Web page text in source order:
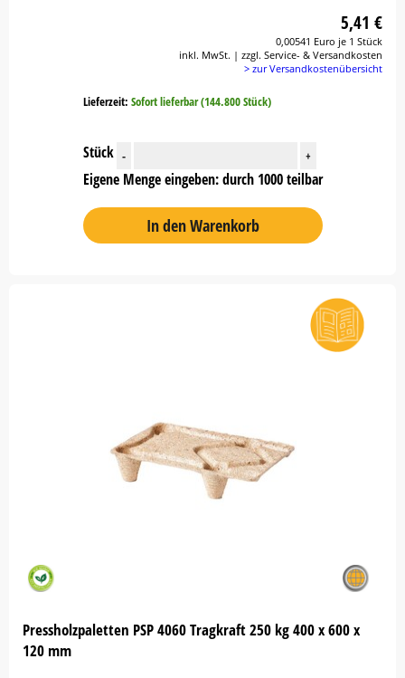
5,41 €
0,00541 Euro je 1 Stück
inkl. MwSt. | zzgl. Service- & Versandkosten
> zur Versandkostenübersicht
Lieferzeit: Sofort lieferbar (144.800 Stück)
Stück - +
Eigene Menge eingeben: durch 1000 teilbar
In den Warenkorb
Pressholzpaletten PSP 4060 Tragkraft 250 kg 400 x 600 x
120 mm